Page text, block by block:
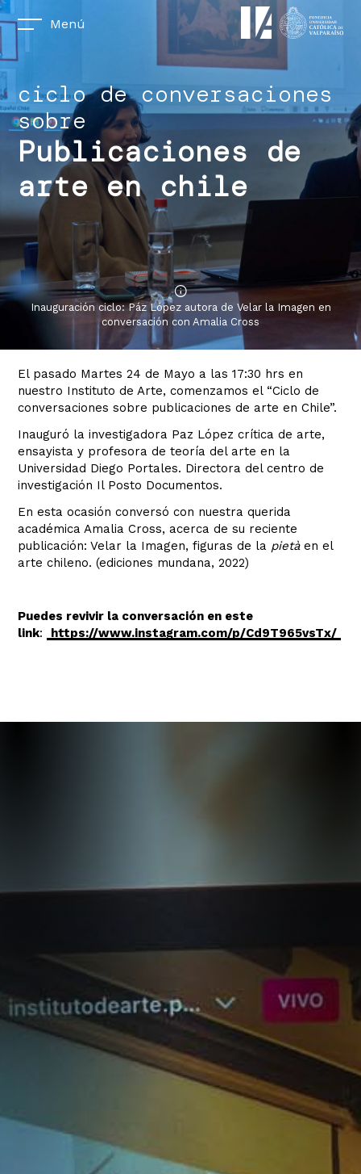
Menú
ciclo de conversaciones
sobre
Publicaciones de
arte en chile
Inauguración ciclo: Páz López autora de Velar la Imagen en
conversación con Amalia Cross
El pasado Martes 24 de Mayo a las 17:30 hrs en
nuestro Instituto de Arte, comenzamos el “Ciclo de
conversaciones sobre publicaciones de arte en Chile”.
Inauguró la investigadora Paz López crítica de arte,
ensayista y profesora de teoría del arte en la
Universidad Diego Portales. Directora del centro de
investigación Il Posto Documentos.
En esta ocasión conversó con nuestra querida
académica Amalia Cross, acerca de su reciente
publicación: Velar la Imagen, figuras de la pietàen el
arte chileno. (ediciones mundana, 2022)
Puedes revivir la conversación en este
link: https://www.instagram.com/p/Cd9T965vsTx/